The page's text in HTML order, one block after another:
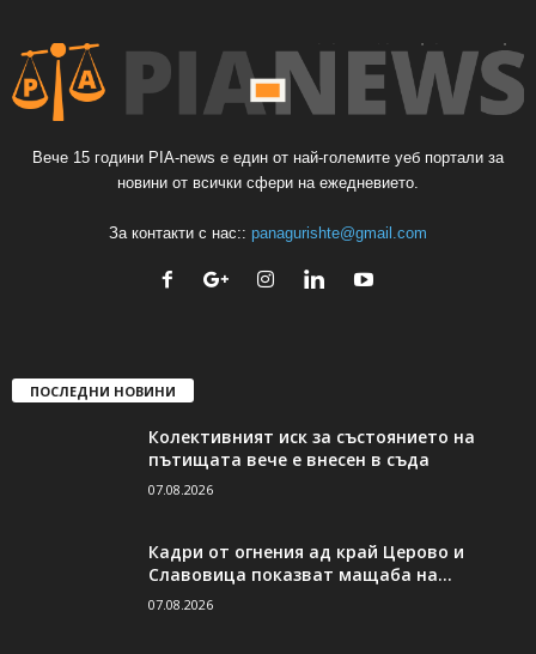
Вече 15 години PIA-news е един от най-големите уеб портали за
новини от всички сфери на ежедневието.
За контакти с нас:: panagurishte@gmail.com
ПОСЛЕДНИ НОВИНИ
Колективният иск за състоянието на
пътищата вече е внесен в съда
07.08.2026
Кадри от огнения ад край Церово и
Славовица показват мащаба на...
07.08.2026